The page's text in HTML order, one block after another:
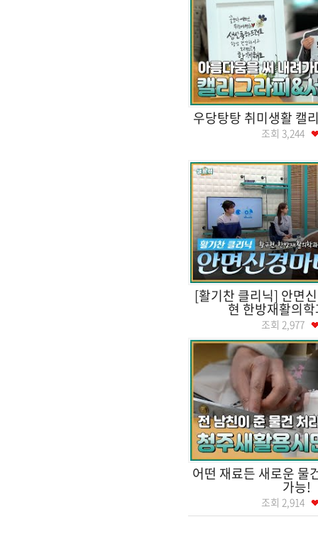
우당탕탕 취미생활 캘
조회 3,244
[활기찬 클리닉] 안면
현 한방재활의
조회 2,977
어떤 재료든 새로운 물
가능!
조회 2,914